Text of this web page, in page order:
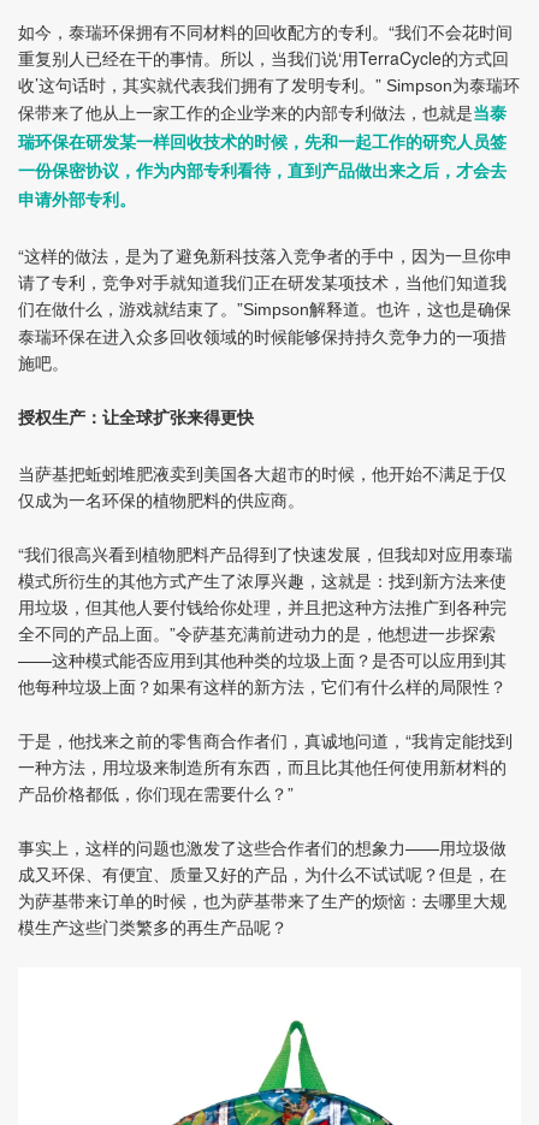
如今，泰瑞环保拥有不同材料的回收配方的专利。“我们不会花时间
重复别人已经在干的事情。所以，当我们说‘用TerraCycle的方式回
收’这句话时，其实就代表我们拥有了发明专利。” Simpson为泰瑞环
保带来了他从上一家工作的企业学来的内部专利做法，也就是当泰
瑞环保在研发某一样回收技术的时候，先和一起工作的研究人员签
一份保密协议，作为内部专利看待，直到产品做出来之后，才会去
申请外部专利。
“这样的做法，是为了避免新科技落入竞争者的手中，因为一旦你申
请了专利，竞争对手就知道我们正在研发某项技术，当他们知道我
们在做什么，游戏就结束了。”Simpson解释道。也许，这也是确保
泰瑞环保在进入众多回收领域的时候能够保持持久竞争力的一项措
施吧。
授权生产：让全球扩张来得更快
当萨基把蚯蚓堆肥液卖到美国各大超市的时候，他开始不满足于仅
仅成为一名环保的植物肥料的供应商。
“我们很高兴看到植物肥料产品得到了快速发展，但我却对应用泰瑞
模式所衍生的其他方式产生了浓厚兴趣，这就是：找到新方法来使
用垃圾，但其他人要付钱给你处理，并且把这种方法推广到各种完
全不同的产品上面。”令萨基充满前进动力的是，他想进一步探索
——这种模式能否应用到其他种类的垃圾上面？是否可以应用到其
他每种垃圾上面？如果有这样的新方法，它们有什么样的局限性？
于是，他找来之前的零售商合作者们，真诚地问道，“我肯定能找到
一种方法，用垃圾来制造所有东西，而且比其他任何使用新材料的
产品价格都低，你们现在需要什么？”
事实上，这样的问题也激发了这些合作者们的想象力——用垃圾做
成又环保、有便宜、质量又好的产品，为什么不试试呢？但是，在
为萨基带来订单的时候，也为萨基带来了生产的烦恼：去哪里大规
模生产这些门类繁多的再生产品呢？